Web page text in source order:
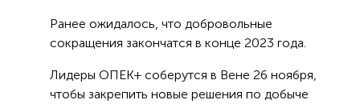
Ранее ожидалось, что добровольные
сокращения закончатся в конце 2023 года.
Лидеры ОПЕК+ соберутся в Вене 26 ноября,
чтобы закрепить новые решения по добыче